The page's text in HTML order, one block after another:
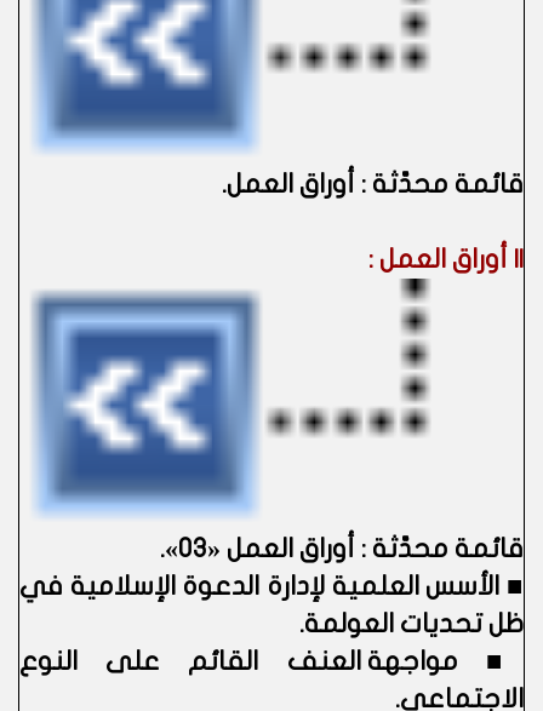
قائمة محدَّثة : أوراق العمل.
|| أوراق العمل :
قائمة محدَّثة : أوراق العمل «03».
■ الأسس العلمية لإدارة الدعوة الإسلامية في
ظل تحديات العولمة.
■ مواجهة العنف القائم على النوع
الاجتماعي.